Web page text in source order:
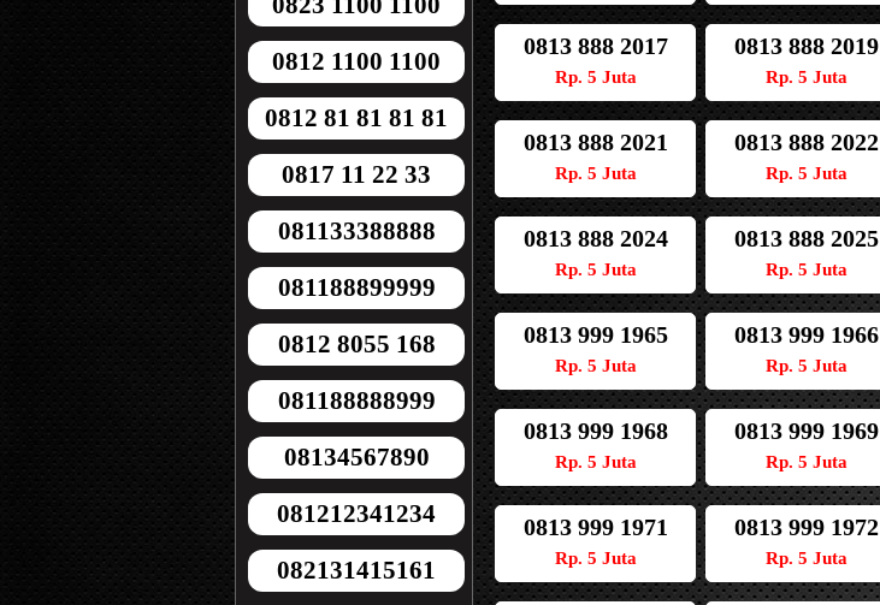
0812 1100 1100
0812 81 81 81 81
0817 11 22 33
081133388888
081188899999
0812 8055 168
081188888999
08134567890
081212341234
082131415161
0813 888 2017
Rp. 5 Juta
0813 888 2019
Rp. 5 Juta
0813 888 2021
Rp. 5 Juta
0813 888 2022
Rp. 5 Juta
0813 888 2024
Rp. 5 Juta
0813 888 2025
Rp. 5 Juta
0813 999 1965
Rp. 5 Juta
0813 999 1966
Rp. 5 Juta
0813 999 1968
Rp. 5 Juta
0813 999 1969
Rp. 5 Juta
0813 999 1971
Rp. 5 Juta
0813 999 1972
Rp. 5 Juta